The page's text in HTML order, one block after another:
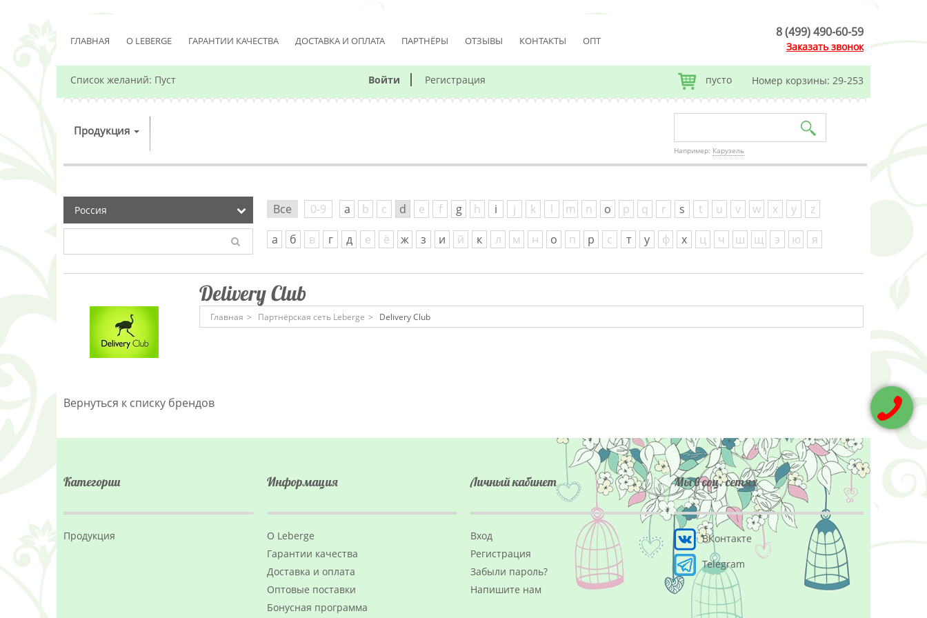
ГЛАВНАЯ О LEBERGE ГАРАНТИИ КАЧЕСТВА ДОСТАВКА И ОПЛАТА ПАРТНЁРЫ ОТЗЫВЫ КОНТАКТЫ ОПТ
8 (499) 490-60-59
Заказать звонок
Список желаний: Пуст Войти Регистрация пусто Номер корзины: 29-253
Продукция
Например: Карузель
Все 0-9 a b c d e f g h i j k l m n o p q r s t u v w x y
z
а
б в г д е ё ж з и й к л м н о п р с т у ф х ц ч ш щ э ю я
Delivery Club
Главная > Партнёрская сеть Leberge > Delivery Club
Вернуться к списку брендов
Категории
Продукция
Информация
О Leberge
Гарантии качества
Доставка и оплата
Оптовые поставки
Бонусная программа
Личный кабинет
Вход
Регистрация
Забыли пароль?
Напишите нам
Мы в соц. сетях
ВКонтакте
Telegram